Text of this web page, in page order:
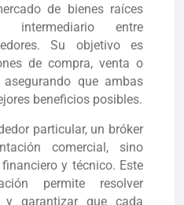
de bienes raíces
entre
Su objetivo es
de compra, venta o
que ambas
beneficios posibles.
particular, un bróker
comercial, sino
y técnico. Este
permite resolver
y garantizar que cada